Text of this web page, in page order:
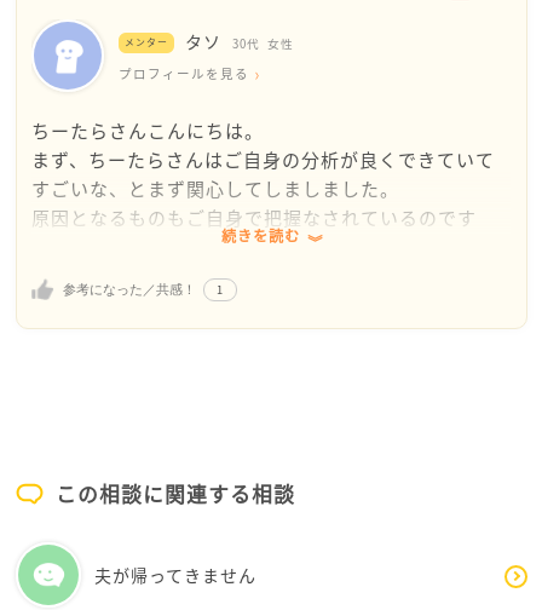
メンター タソ 30代 女性
プロフィールを見る
ちーたらさんこんにちは。
まず、ちーたらさんはご自身の分析が良くできていて
すごいな、とまず関心してしましました。
原因となるものもご自身で把握なされているのです
医師ではないので確かなことはわかりませんが、この
ような環境からくる心身の不調
は適応障害と呼ばれるものに近いのかなと思います。
係
のうちで一番負担となっているものを軽減していくこ
妊活については、体外受精に臨み受精卵を確保すると
いう方法もありだと思います
続きを読む
参考になった／共感！ 1
この相談に関連する相談
夫が帰ってきません